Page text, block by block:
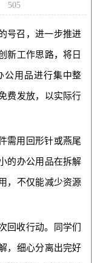
505
号召，进一步推进
新工作思路，将日
公用品进行集中整
费发放，以实际行
需用回形针或燕尾
的办公用品在拆解
，不仅能减少资源
回收行动。同学们
，细心分离出完好